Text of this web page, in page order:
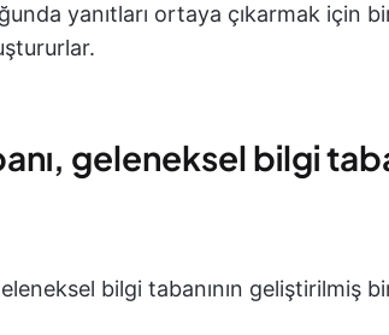
yanıtları ortaya çıkarmak için
geleneksel bilgi
bilgi tabanının geliştirilmiş